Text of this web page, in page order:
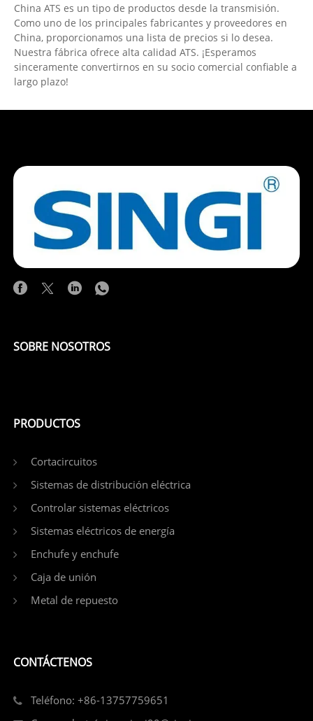
cuando un lado del interruptor de circuito está
cerrado, el otro lado del interruptor de circuito solo
puede permanecer desconectado para lograrlo.
China ATS es un tipo de productos desde la transmisión.
Como uno de los principales fabricantes y proveedores en
China, proporcionamos una lista de precios si lo desea.
Nuestra fábrica ofrece alta calidad ATS. ¡Esperamos
sinceramente convertirnos en su socio comercial confiable a
largo plazo!
SOBRE NOSOTROS
PRODUCTOS
Cortacircuitos
Sistemas de distribución eléctrica
Controlar sistemas eléctricos
Sistemas eléctricos de energía
Enchufe y enchufe
Caja de unión
Metal de repuesto
CONTÁCTENOS
Teléfono: +86-13757759651